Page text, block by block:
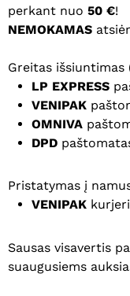
perkant nuo 50 €!
NEMOKAMAS
Greitas išsiuntimas
LP EXPRESS
VENIPAK
OMNIVA
DPD
Pristatymas į
VENIPAK
Sausas visavertis
suaugusiems